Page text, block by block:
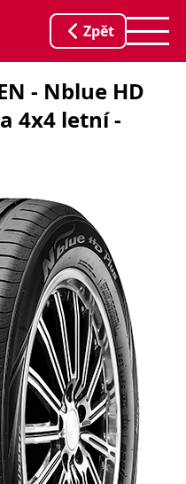
Zpět
- Nblue HD
4x4 letní -